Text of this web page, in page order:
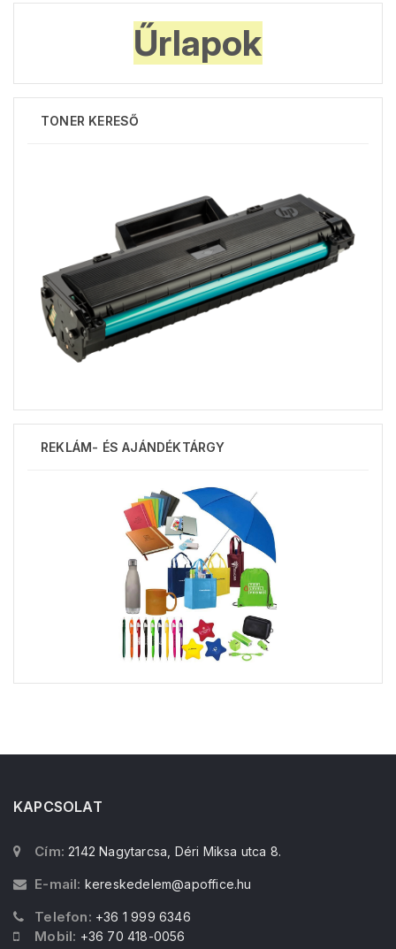
Űrlapok
TONER KERESŐ
REKLÁM- ÉS AJÁNDÉKTÁRGY
KAPCSOLAT
Cím: 2142 Nagytarcsa, Déri Miksa utca 8.
E-mail: kereskedelem@apoffice.hu
Telefon: +36 1 999 6346
Mobil: +36 70 418-0056